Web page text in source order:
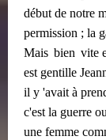
début de notre
permission ; la
Mais bien vite
est gentille
il y 'avait à
c'est la guerre
une femme